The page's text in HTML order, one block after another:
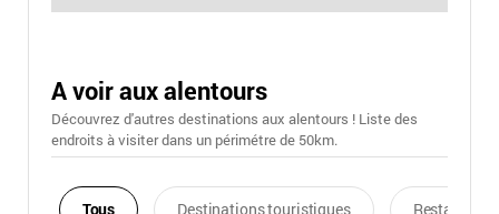
A voir aux alentours
Découvrez d'autres destinations aux alentours ! Liste des
endroits à visiter dans un périmétre de 50km.
Tous Destinations touristiques Restaurants